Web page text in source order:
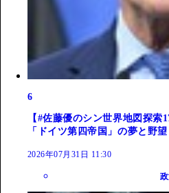
6
【#佐藤優のシン世界地図探索
「ドイツ第四帝国」の夢と野望
2026年07月31日 11:30